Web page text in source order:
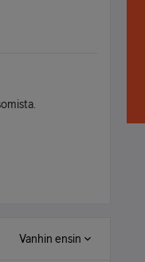
Vanhin ensin